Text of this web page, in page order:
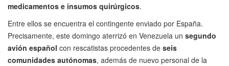
medicamentos e insumos quirúrgicos.
Entre ellos se encuentra el contingente enviado por España.
Precisamente, este domingo aterrizó en Venezuela un segundo
avión español con rescatistas procedentes de seis
comunidades autónomas, además de nuevo personal de la